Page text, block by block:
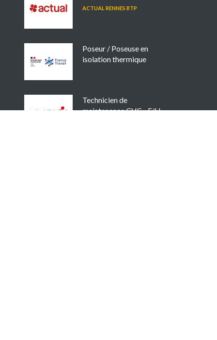
ACTUAL RENNES BTP
Poseur / Poseuse en
isolation thermique
Technicien de
maintenance CVC - F/H